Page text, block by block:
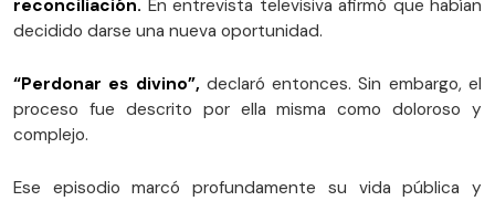
reconciliación. En entrevista televisiva afirmó que habían
decidido darse una nueva oportunidad.
“Perdonar es divino”, declaró entonces. Sin embargo, el
proceso fue descrito por ella misma como doloroso y
complejo.
Ese episodio marcó profundamente su vida pública y